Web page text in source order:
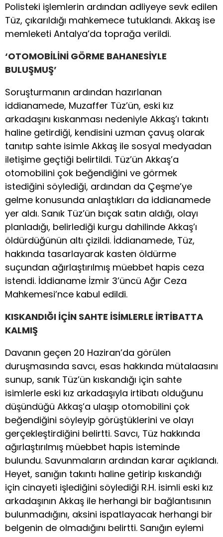
Polisteki işlemlerin ardından adliyeye sevk edilen
Tüz, çıkarıldığı mahkemece tutuklandı. Akkaş ise
memleketi Antalya’da toprağa verildi.
‘OTOMOBİLİNİ GÖRME BAHANESİYLE
BULUŞMUŞ’
Soruşturmanın ardından hazırlanan
iddianamede, Muzaffer Tüz’ün, eski kız
arkadaşını kıskanması nedeniyle Akkaş’ı takıntı
haline getirdiği, kendisini uzman çavuş olarak
tanıtıp sahte isimle Akkaş ile sosyal medyadan
iletişime geçtiği belirtildi. Tüz’ün Akkaş’a
otomobilini çok beğendiğini ve görmek
istediğini söylediği, ardından da Çeşme’ye
gelme konusunda anlaştıkları da iddianamede
yer aldı. Sanık Tüz’ün bıçak satın aldığı, olayı
planladığı, belirlediği kurgu dahilinde Akkaş’ı
öldürdüğünün altı çizildi. İddianamede, Tüz,
hakkında tasarlayarak kasten öldürme
suçundan ağırlaştırılmış müebbet hapis ceza
istendi. İddianame İzmir 3’üncü Ağır Ceza
Mahkemesi’nce kabul edildi.
KISKANDIĞI İÇİN SAHTE İSİMLERLE İRTİBATTA
KALMIŞ
Davanın geçen 20 Haziran’da görülen
duruşmasında savcı, esas hakkında mütalaasını
sunup, sanık Tüz’ün kıskandığı için sahte
isimlerle eski kız arkadaşıyla irtibatı olduğunu
düşündüğü Akkaş’a ulaşıp otomobilini çok
beğendiğini söyleyip görüştüklerini ve olayı
gerçekleştirdiğini belirtti. Savcı, Tüz hakkında
ağırlaştırılmış müebbet hapis isteminde
bulundu. Savunmaların ardından karar açıklandı.
Heyet, sanığın takıntı haline getirip kıskandığı
için cinayeti işlediğini söylediği R.H. isimli eski kız
arkadaşının Akkaş ile herhangi bir bağlantısının
bulunmadığını, aksini ispatlayacak herhangi bir
belgenin de olmadığını belirtti. Sanığın eylemi